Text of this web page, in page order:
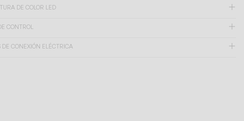
DE COLOR LED
CONTROL
DE CONEXIÓN ELÉCTRICA